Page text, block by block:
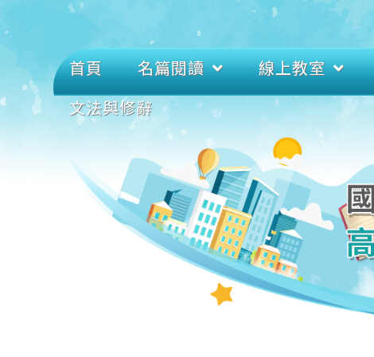
首頁 名篇閱讀 線上教室
文法與修辭